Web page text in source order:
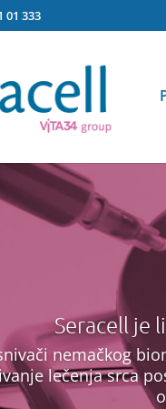
01 333
Seracell je
nemačkog
lečenja srca